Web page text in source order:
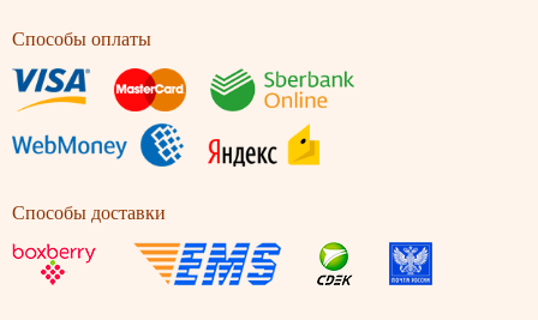
Способы оплаты
Способы доставки